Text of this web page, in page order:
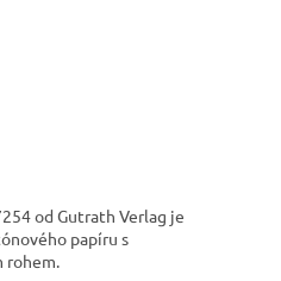
od Gutrath Verlag je
papíru s